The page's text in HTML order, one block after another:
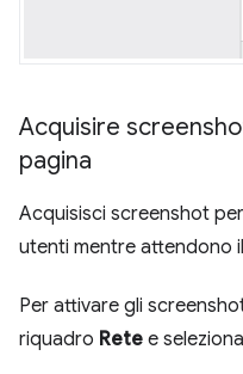
Acquisire
pagina
Acquisisci screenshot
utenti mentre attendono
Per attivare gli
riquadro Rete e